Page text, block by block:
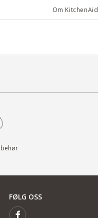
Om KitchenAid
FØLG OSS